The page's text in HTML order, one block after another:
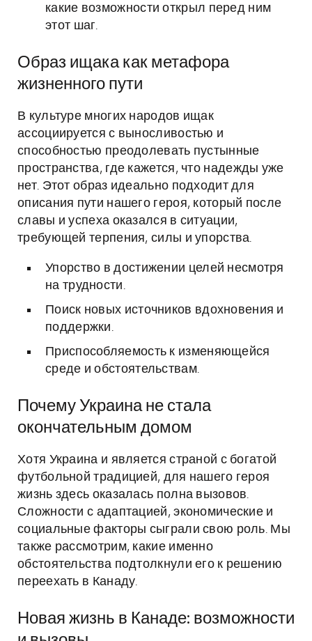
какие возможности открыл перед ним
этот шаг.
Образ ищака как метафора
жизненного пути
В культуре многих народов ищак
ассоциируется с выносливостью и
способностью преодолевать пустынные
пространства, где кажется, что надежды уже
нет. Этот образ идеально подходит для
описания пути нашего героя, который после
славы и успеха оказался в ситуации,
требующей терпения, силы и упорства.
Упорство в достижении целей несмотря
на трудности.
Поиск новых источников вдохновения и
поддержки.
Приспособляемость к изменяющейся
среде и обстоятельствам.
Почему Украина не стала
окончательным домом
Хотя Украина и является страной с богатой
футбольной традицией, для нашего героя
жизнь здесь оказалась полна вызовов.
Сложности с адаптацией, экономические и
социальные факторы сыграли свою роль. Мы
также рассмотрим, какие именно
обстоятельства подтолкнули его к решению
переехать в Канаду.
Новая жизнь в Канаде: возможности